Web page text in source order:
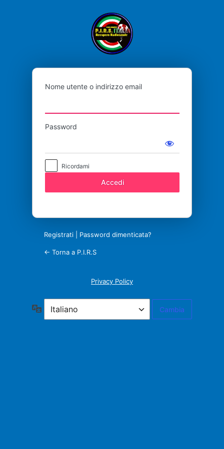
Nome utente o indirizzo email
Password
Ricordami
Registrati Password dimenticata?
← Torna a P.I.R.S
Privacy Policy
Lingua